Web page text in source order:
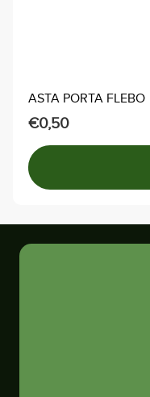
ASTA PORTA FLEBO
€0,50